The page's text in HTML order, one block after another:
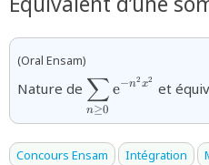
(Oral Ensam)
Nature de
n^2x^2}}
n≥0
∑e−n2 x2 et
Concours Ensam Intégration